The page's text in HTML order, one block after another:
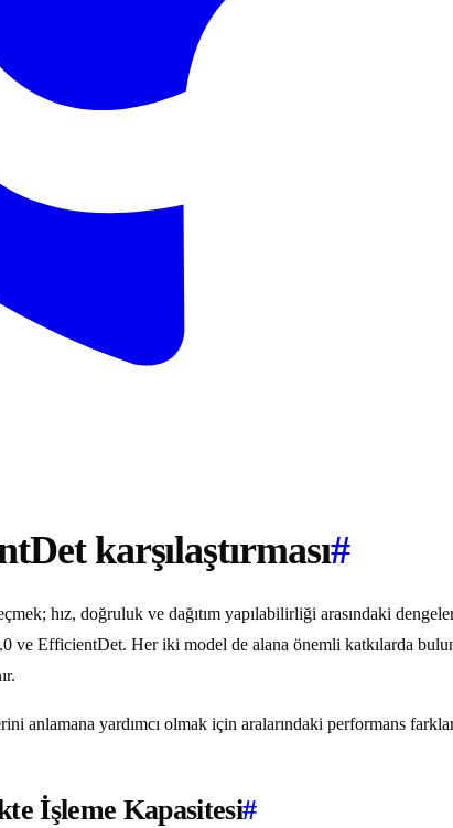
karşılaştırması#
hız, doğruluk ve dağıtım yapılabilirliği arasındaki
EfficientDet. Her iki model de alana önemli katkılarda
anlamana yardımcı olmak için aralarındaki performans
İşleme Kapasitesi#